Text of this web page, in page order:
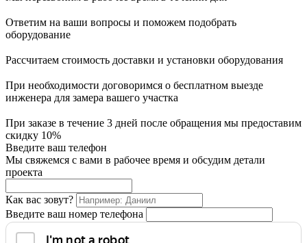
Ответим на ваши вопросы и поможем подобрать
оборудование
Рассчитаем стоимость доставки и установки оборудования
При необходимости договоримся о бесплатном выезде
инженера для замера вашего участка
При заказе в течение 3 дней после обращения мы предоставим
скидку 10%
Введите ваш телефон
Мы свяжемся с вами в рабочее время и обсудим детали
проекта
Как вас зовут?
Введите ваш номер телефона